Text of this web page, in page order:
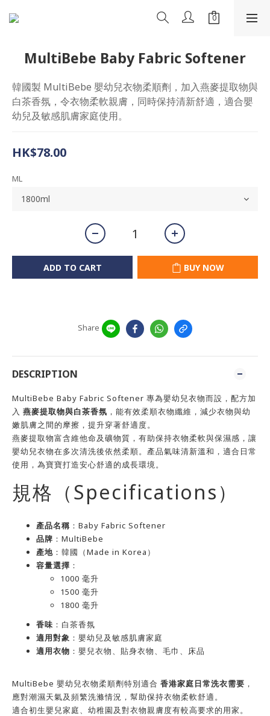
MultiBebe Baby Fabric Softener
韓國製 MultiBebe 嬰幼兒衣物柔順劑，加入燕麥提取物與
白茶香氛，令衣物柔軟親膚，同時保持清新舒適，適合嬰
幼兒及敏感肌膚家庭使用。
HK$78.00
ML
ADD TO CART BUY NOW
Share
DESCRIPTION
MultiBebe Baby Fabric Softener 專為嬰幼兒衣物而設，配方加
入 燕麥提取物與白茶香氛 ，能有效柔順衣物纖維，減少衣物與幼
嫩肌膚之間的摩擦，提升穿著舒適度。
燕麥提取物富含維他命及礦物質，有助保持衣物柔軟與保濕感，讓
嬰幼兒衣物在多次清洗後依然柔順。產品氣味清新溫和，適合日常
使用，為寶寶打造安心舒適的成長環境。
規格（Specifications）
產品名稱 ：Baby Fabric Softener
品牌 ：MultiBebe
產地 ：韓國（Made in Korea）
容量選擇 ：
1000 毫升
1500 毫升
1800 毫升
香味 ：白茶香氛
適用對象 ：嬰幼兒及敏感肌膚家庭
適用衣物 ：嬰兒衣物、貼身衣物、毛巾、床品
MultiBebe 嬰幼兒衣物柔順劑特別適合 香港家庭日常洗衣需要 ，
應對潮濕天氣及頻繁洗滌情況，幫助保持衣物柔軟舒適。
適合初生嬰兒家庭、幼稚園及對衣物親膚度有較高要求的用家。